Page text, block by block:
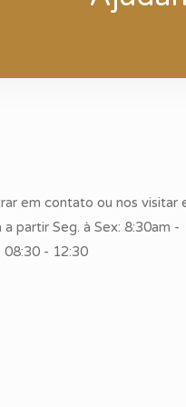
em contato ou nos visitar
a partir Seg. à Sex: 8:30am -
08:30 - 12:30